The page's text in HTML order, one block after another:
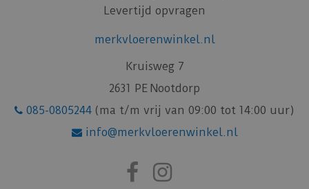
Levertijd opvragen
merkvloerenwinkel.nl
Kruisweg 7
2631 PE Nootdorp
085-0805244 (ma t/m vrij van 09:00 tot 14:00 uur)
info@merkvloerenwinkel.nl